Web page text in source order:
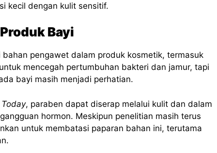
kecil dengan kulit sensitif.
Bayi
pengawet dalam produk kosmetik, termasuk
mencegah pertumbuhan bakteri dan jamur, tapi
bayi masih menjadi perhatian.
, paraben dapat diserap melalui kulit dan dalam
hormon. Meskipun penelitian masih terus
untuk membatasi paparan bahan ini, terutama